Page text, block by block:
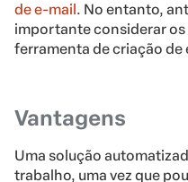
de e-mail . No entanto,
importante considerar os
ferramenta de criação de
Vantagens
Uma solução
trabalho, uma vez que